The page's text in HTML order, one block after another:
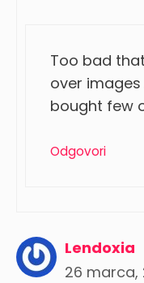
Too bad
over
bought few
Odgovori
Lendoxia
26 marca,